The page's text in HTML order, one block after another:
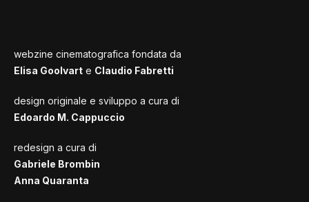
webzine cinematografica fondata da
Elisa Goolvart e Claudio Fabretti
design originale e sviluppo a cura di
Edoardo M. Cappuccio
redesign a cura di
Gabriele Brombin
Anna Quaranta